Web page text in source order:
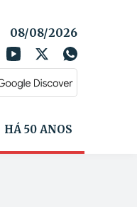
08/08/2026
HÁ 50 ANOS